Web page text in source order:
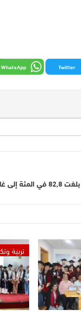
Twitter
WhatsApp
حقينة السدود بالمغرب بلغت 82,8 في
تربية